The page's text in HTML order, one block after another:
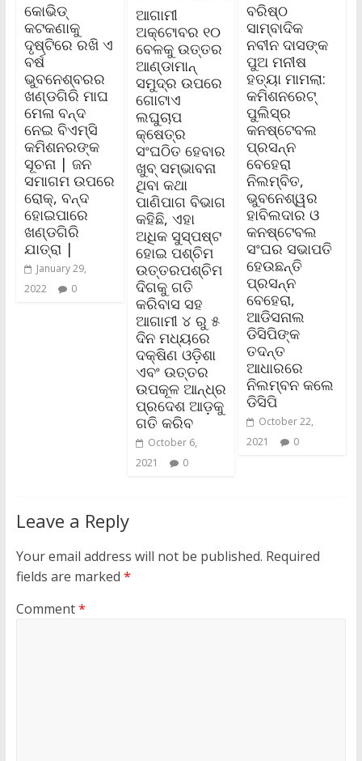
କୋଭିଡ୍
କଟକଣାକୁ
ଦୃଷ୍ଟିରେ ରଖି ଏ
ବର୍ଷ
ଭୁବନେଶ୍ବରର
ଖଣ୍ଡଗିରି ମାଘ
ମେଳା ବନ୍ଦ
ନେଇ ବିଏମ୍‌ସି
କମିଶନରଙ୍କ
ସୂଚନା | ଜନ
ସମାଗମ ଉପରେ
ରୋକ୍, ବନ୍ଦ
ହୋଇପାରେ
ଖଣ୍ଡଗିରି
ଯାତ୍ରା |
January 29,
2022
0
ଆଗାମୀ
ଅକ୍ଟୋବର ୧୦
ବେଳକୁ ଉତ୍ତର
ଆଣ୍ଡାମାନ୍‌
ସମୁଦ୍ର ଉପରେ
ଗୋଟାଏ
ଲଘୁଚାପ
କ୍ଷେତ୍ର
ସଂଘଠିତ ହେବାର
ଖୁବ୍‌ ସମ୍ଭାବନା
ଥିବା କଥା
ପାଣିପାଗ ବିଭାଗ
କହିଛି, ଏହା
ଅଧିକ ସୁସ୍ପଷ୍ଟ
ହୋଇ ପଶ୍ଚିମ
ଉତ୍ତରପଶ୍ଚିମ
ଦିଗକୁ ଗତି
କରିବାସ ସହ
ଆଗାମୀ ୪ ରୁ ୫
ଦିନ ମଧ୍ୟରେ
ଦକ୍ଷିଣ ଓଡ଼ିଶା
ଏବଂ ଉତ୍ତର
ଉପକୂଳ ଆନ୍ଧ୍ର
ପ୍ରଦେଶ ଆଡ଼କୁ
ଗତି କରିବ
October 6,
2021
0
ବରିଷ୍ଠ
ସାମ୍ବାଦିକ
ନବୀନ ଦାସଙ୍କ
ପୁଅ ମନୀଷ
ହତ୍ୟା ମାମଲା:
କମିଶନରେଟ୍
ପୁଲିସ୍‌ର
କନଷ୍ଟେବଲ
ପ୍ରସନ୍ନ
ବେହେରା
ନିଲମ୍ବିତ,
ଭୁବନେଶ୍ୱର
ହାବିଲଦାର ଓ
କନଷ୍ଟେବଲ
ସଂଘର ସଭାପତି
ହେଉଛନ୍ତି
ପ୍ରସନ୍ନ
ବେହେରା,
ଆଡିସନାଲ
ଡିସିପିଙ୍କ
ତଦନ୍ତ
ଆଧାରରେ
ନିଲମ୍ବନ କଲେ
ଡିସିପି
October 22,
2021
0
Leave a Reply
Your email address will not be published. Required
fields are marked *
Comment*